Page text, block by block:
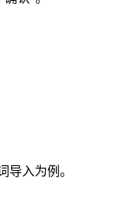
导入为例。